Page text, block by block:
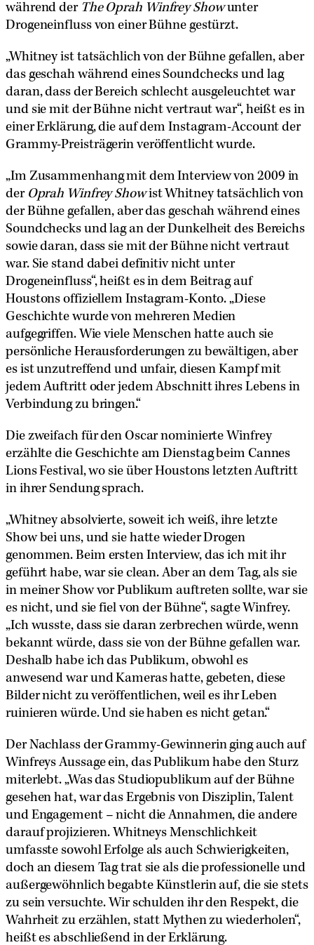
während der The Oprah Winfrey Showunter
Drogeneinfluss von einer Bühne gestürzt.
„Whitney ist tatsächlich von der Bühne gefallen, aber
das geschah während eines Soundchecks und lag
daran, dass der Bereich schlecht ausgeleuchtet war
und sie mit der Bühne nicht vertraut war“, heißt es in
einer Erklärung, die auf dem Instagram-Account der
Grammy-Preisträgerin veröffentlicht wurde.
„Im Zusammenhang mit dem Interview von 2009 in
der Oprah Winfrey Showist Whitney tatsächlich von
der Bühne gefallen, aber das geschah während eines
Soundchecks und lag an der Dunkelheit des Bereichs
sowie daran, dass sie mit der Bühne nicht vertraut
war. Sie stand dabei definitiv nicht unter
Drogeneinfluss“, heißt es in dem Beitrag auf
Houstons offiziellem Instagram-Konto. „Diese
Geschichte wurde von mehreren Medien
aufgegriffen. Wie viele Menschen hatte auch sie
persönliche Herausforderungen zu bewältigen, aber
es ist unzutreffend und unfair, diesen Kampf mit
jedem Auftritt oder jedem Abschnitt ihres Lebens in
Verbindung zu bringen.“
Die zweifach für den Oscar nominierte Winfrey
erzählte die Geschichte am Dienstag beim Cannes
Lions Festival, wo sie über Houstons letzten Auftritt
in ihrer Sendung sprach.
„Whitney absolvierte, soweit ich weiß, ihre letzte
Show bei uns, und sie hatte wieder Drogen
genommen. Beim ersten Interview, das ich mit ihr
geführt habe, war sie clean. Aber an dem Tag, als sie
in meiner Show vor Publikum auftreten sollte, war sie
es nicht, und sie fiel von der Bühne“, sagte Winfrey.
„Ich wusste, dass sie daran zerbrechen würde, wenn
bekannt würde, dass sie von der Bühne gefallen war.
Deshalb habe ich das Publikum, obwohl es
anwesend war und Kameras hatte, gebeten, diese
Bilder nicht zu veröffentlichen, weil es ihr Leben
ruinieren würde. Und sie haben es nicht getan.“
Der Nachlass der Grammy-Gewinnerin ging auch auf
Winfreys Aussage ein, das Publikum habe den Sturz
miterlebt. „Was das Studiopublikum auf der Bühne
gesehen hat, war das Ergebnis von Disziplin, Talent
und Engagement – nicht die Annahmen, die andere
darauf projizieren. Whitneys Menschlichkeit
umfasste sowohl Erfolge als auch Schwierigkeiten,
doch an diesem Tag trat sie als die professionelle und
außergewöhnlich begabte Künstlerin auf, die sie stets
zu sein versuchte. Wir schulden ihr den Respekt, die
Wahrheit zu erzählen, statt Mythen zu wiederholen“,
heißt es abschließend in der Erklärung.